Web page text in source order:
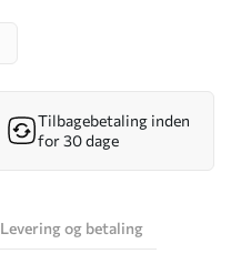
Tilbagebetaling inden
for 30 dage
Levering og betaling